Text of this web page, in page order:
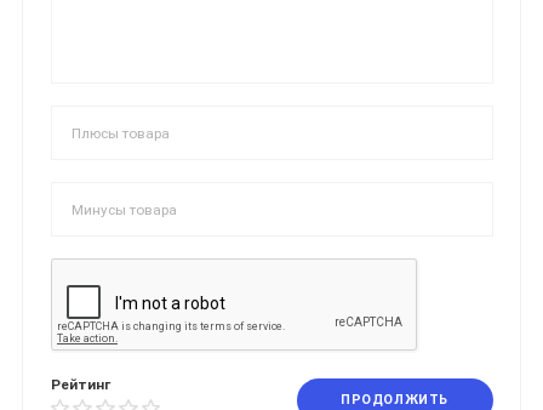
Рейтинг
ПРОДОЛЖИТЬ